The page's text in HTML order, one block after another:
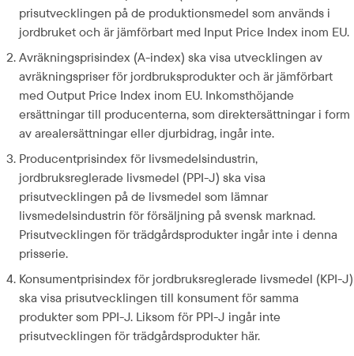
prisutvecklingen på de produktionsmedel som används i
jordbruket och är jämförbart med Input Price Index inom EU.
Avräkningsprisindex (A-index) ska visa utvecklingen av
avräkningspriser för jordbruksprodukter och är jämförbart
med Output Price Index inom EU. Inkomsthöjande
ersättningar till producenterna, som direktersättningar i form
av arealersättningar eller djurbidrag, ingår inte.
Producentprisindex för livsmedelsindustrin,
jordbruksreglerade livsmedel (PPI-J) ska visa
prisutvecklingen på de livsmedel som lämnar
livsmedelsindustrin för försäljning på svensk marknad.
Prisutvecklingen för trädgårdsprodukter ingår inte i denna
prisserie.
Konsumentprisindex för jordbruksreglerade livsmedel (KPI-J)
ska visa prisutvecklingen till konsument för samma
produkter som PPI-J. Liksom för PPI-J ingår inte
prisutvecklingen för trädgårdsprodukter här.